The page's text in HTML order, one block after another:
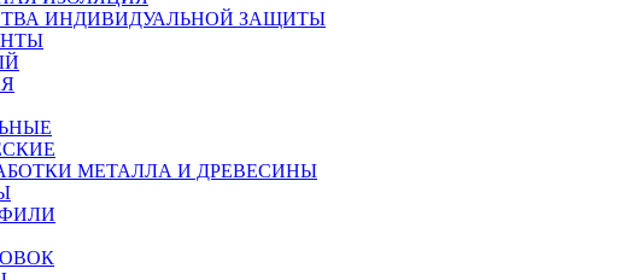
ИНДИВИДУАЛЬНОЙ ЗАЩИТЫ
МЕТАЛЛА И ДРЕВЕСИНЫ